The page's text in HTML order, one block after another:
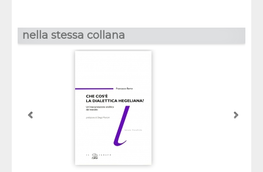
nella stessa collana